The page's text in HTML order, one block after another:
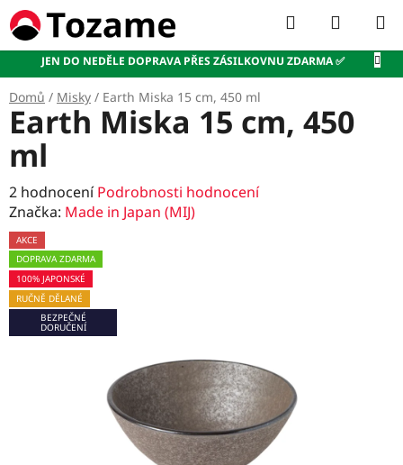
Přejít
na
obsah
JEN DO NEDĚLE DOPRAVA PŘES ZÁSILKOVNU ZDARMA ✅
Hledat
KOŠÍK
Domů / Misky / Earth Miska 15 cm, 450 ml
Earth Miska 15 cm, 450
ml
Průměrné
hodnocení
produktu
je
5,0
z
5
hvězdiček.
2 hodnocení Podrobnosti hodnocení
Značka: Made in Japan (MIJ)
AKCE
DOPRAVA ZDARMA
100% JAPONSKÉ
RUČNĚ DĚLANÉ
BEZPEČNÉ
DORUČENÍ